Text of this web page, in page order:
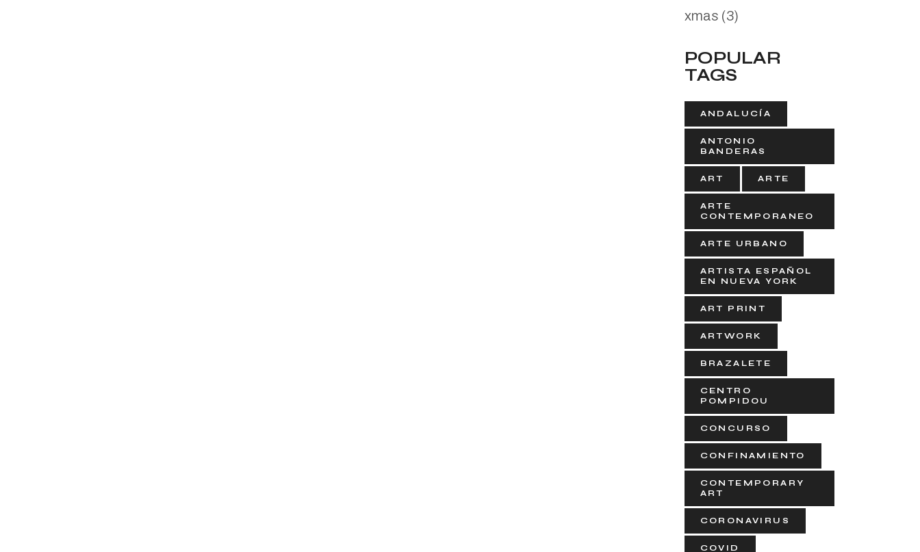
xmas (3)
POPULAR
TAGS
ANDALUCÍA
ANTONIO
BANDERAS
ART ARTE
ARTE
CONTEMPORANEO
ARTE URBANO
ARTISTA ESPAÑOL
EN NUEVA YORK
ART PRINT
ARTWORK
BRAZALETE
CENTRO
POMPIDOU
CONCURSO
CONFINAMIENTO
CONTEMPORARY
ART
CORONAVIRUS
COVID